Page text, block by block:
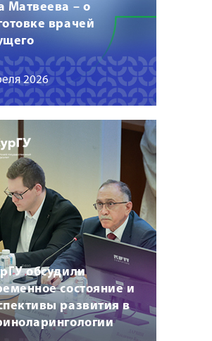
Матвеева – о
врачей
2026
обсудили
состояние и
развития в